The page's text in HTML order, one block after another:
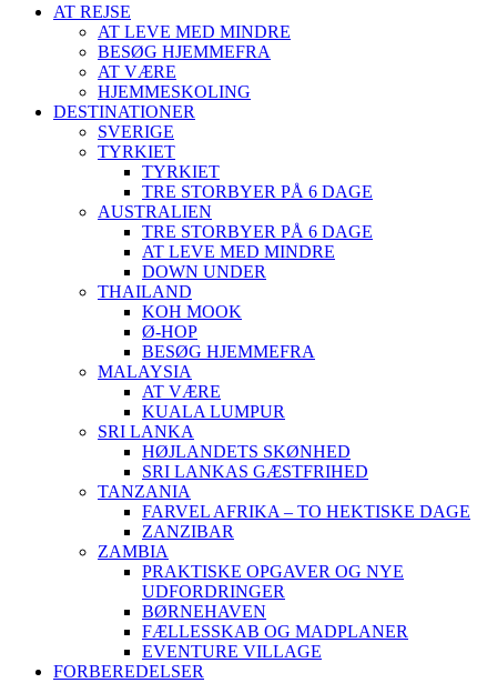
AT REJSE
AT LEVE MED MINDRE
BESØG HJEMMEFRA
AT VÆRE
HJEMMESKOLING
DESTINATIONER
SVERIGE
TYRKIET
TYRKIET
TRE STORBYER PÅ 6 DAGE
AUSTRALIEN
TRE STORBYER PÅ 6 DAGE
AT LEVE MED MINDRE
DOWN UNDER
THAILAND
KOH MOOK
Ø-HOP
BESØG HJEMMEFRA
MALAYSIA
AT VÆRE
KUALA LUMPUR
SRI LANKA
HØJLANDETS SKØNHED
SRI LANKAS GÆSTFRIHED
TANZANIA
FARVEL AFRIKA – TO HEKTISKE DAGE
ZANZIBAR
ZAMBIA
PRAKTISKE OPGAVER OG NYE
UDFORDRINGER
BØRNEHAVEN
FÆLLESSKAB OG MADPLANER
EVENTURE VILLAGE
FORBEREDELSER